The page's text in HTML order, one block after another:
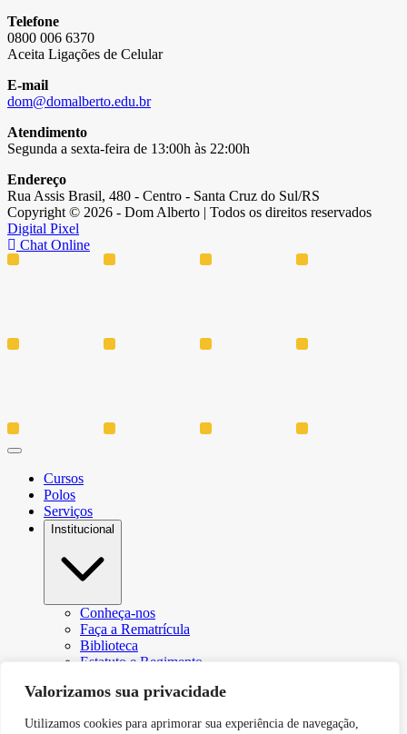
Valorizamos sua privacidade
Utilizamos cookies para aprimorar sua experiência de navegação,
Telefone
0800 006 6370
Aceita Ligações de Celular
E-mail
dom@domalberto.edu.br
Atendimento
Segunda a sexta-feira de 13:00h às 22:00h
Endereço
Rua Assis Brasil, 480 - Centro - Santa Cruz do Sul/RS
Copyright © 2026 - Dom Alberto | Todos os direitos reservados
Digital Pixel
Chat Online
Cursos
Polos
Serviços
Institucional
Conheça-nos
Faça a Rematrícula
Biblioteca
Estatuto e Regimento
Resoluções e Portarias
Egressos